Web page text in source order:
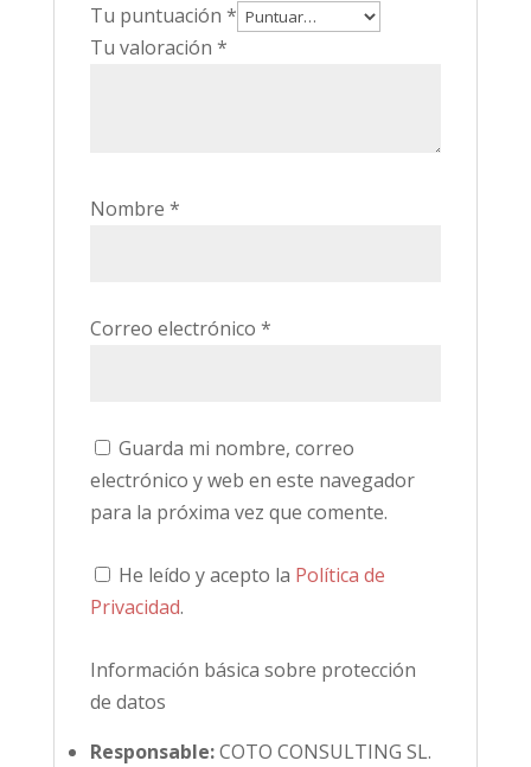
Tu puntuación *
Tu valoración *
Nombre *
Correo electrónico *
Guarda mi nombre, correo
electrónico y web en este navegador
para la próxima vez que comente.
He leído y acepto la Política de
Privacidad.
Información básica sobre protección
de datos
Responsable:COTO CONSULTING SL.